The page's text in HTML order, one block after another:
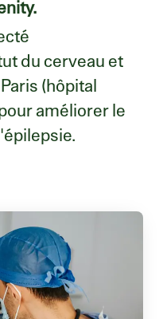
du cerveau et
(hôpital
améliorer le